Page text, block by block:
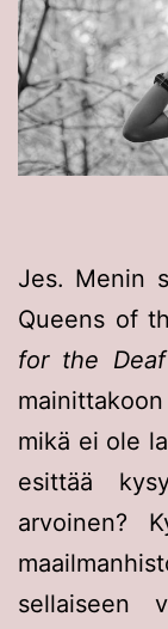
Jes. Menin
Queens of
for the Deaf
mikä ei ole
esittää
arvoinen?
sellaiseen